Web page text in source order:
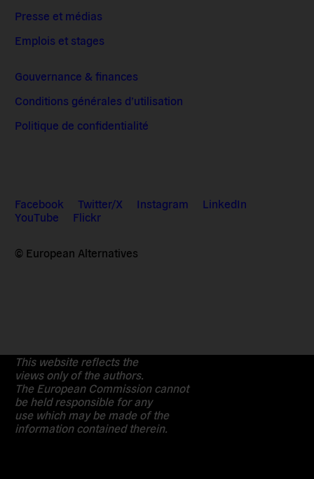
Presse et médias
Emplois et stages
Gouvernance & finances
Conditions générales d’utilisation
Politique de confidentialité
Facebook Twitter/X Instagram
LinkedIn
YouTube
Flickr
© European Alternatives
This website reflects the
views only of the authors.
The European Commission cannot
be held responsible for any
use which may be made of the
information contained therein.